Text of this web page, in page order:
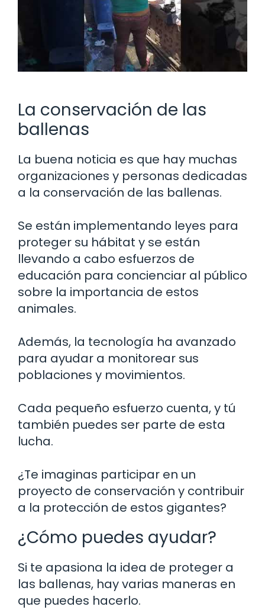
La conservación de las
ballenas
La buena noticia es que hay muchas
organizaciones y personas dedicadas
a la conservación de las ballenas.
Se están implementando leyes para
proteger su hábitat y se están
llevando a cabo esfuerzos de
educación para concienciar al público
sobre la importancia de estos
animales.
Además, la tecnología ha avanzado
para ayudar a monitorear sus
poblaciones y movimientos.
Cada pequeño esfuerzo cuenta, y tú
también puedes ser parte de esta
lucha.
¿Te imaginas participar en un
proyecto de conservación y contribuir
a la protección de estos gigantes?
¿Cómo puedes ayudar?
Si te apasiona la idea de proteger a
las ballenas, hay varias maneras en
que puedes hacerlo.